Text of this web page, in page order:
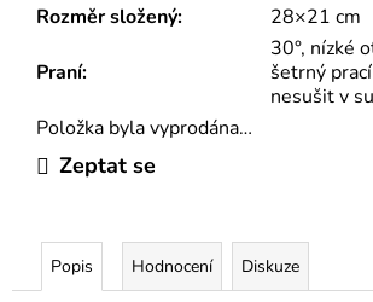
Rozměr složený: 28×21 cm
Praní:
30°, nízké
šetrný
nesušit v
Položka byla vyprodána…
Zeptat se
Popis Hodnocení Diskuze